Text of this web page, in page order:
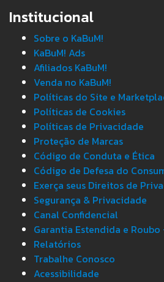
Institucional
Sobre o KaBuM!
KaBuM! Ads
Afiliados KaBuM!
Venda no KaBuM!
Políticas do Site e
Políticas de Cookies
Políticas de Privacidade
Proteção de Marcas
Código de Conduta e Ética
Código de Defesa do
Exerça seus Direitos de
Segurança & Privacidade
Canal Confidencial
Garantia Estendida e Roubo
Relatórios
Trabalhe Conosco
Acessibilidade